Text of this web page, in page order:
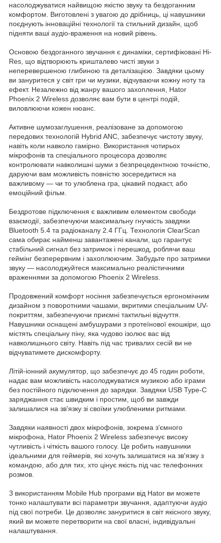
насолоджуватися найвищою якістю звуку та бездоганним
комфортом. Виготовлені з увагою до дрібниць, ці навушники
поєднують інноваційні технології та стильний дизайн, щоб
підняти ваші аудіо-враження на новий рівень.
Основою бездоганного звучання є динаміки, сертифіковані Hi-
Res, що відтворюють кришталево чисті звуки з
неперевершеною глибиною та деталізацією. Завдяки цьому
ви зануритеся у світ гри чи музики, відчуваючи кожну ноту та
ефект. Незалежно від жанру вашого захоплення, Hator
Phoenix 2 Wireless дозволяє вам бути в центрі подій,
виловлюючи кожен нюанс.
Активне шумозаглушення, реалізоване за допомогою
передових технологій Hybrid ANC, забезпечує чистоту звуку,
навіть коли навколо гамірно. Використання чотирьох
мікрофонів та спеціального процесора дозволяє
контролювати навколишні шуми з безпрецедентною точністю,
даруючи вам можливість повністю зосередитися на
важливому — чи то улюблена гра, цікавий подкаст, або
емоційний фільм.
Бездротове підключення є важливим елементом свободи
взаємодії, забезпечуючи максимальну гнучкість завдяки
Bluetooth 5.4 та радіоканалу 2.4 ГГц. Технологія ClearScan
сама обирає найменш завантажені канали, що гарантує
стабільний сигнал без затримок і перешкод, роблячи ваш
геймінг безперервним і захоплюючим. Забудьте про затримки
звуку — насолоджуйтеся максимально реалістичними
враженнями за допомогою Phoenix 2 Wireless.
Продовжений комфорт носіння забезпечується ергономічним
дизайном з поворотними чашами, вкритими спеціальним UV-
покриттям, забезпечуючи приємні тактильні відчуття.
Навушники оснащені амбушурами з протеїнової екошкіри, що
містять спеціальну піну, яка чудово ізолює вас від
навколишнього світу. Навіть під час тривалих сесій ви не
відчуватимете дискомфорту.
Літій-іонний акумулятор, що забезпечує до 45 годин роботи,
надає вам можливість насолоджуватися музикою або іграми
без постійного підключення до зарядки. Завдяки USB Type-C
заряджання стає швидким і простим, щоб ви завжди
залишалися на зв'язку зі своїми улюбленими ритмами.
Завдяки наявності двох мікрофонів, зокрема з'ємного
мікрофона, Hator Phoenix 2 Wireless забезпечує високу
чутливість і чіткість вашого голосу. Це робить навушники
ідеальними для геймерів, які хочуть залишатися на зв'язку з
командою, або для тих, хто цінує якість під час телефонних
розмов.
З використанням Mobile Hub програми від Hator ви можете
тонко налаштувати всі параметри звучання, адаптуючи аудіо
під свої потреби. Це дозволяє зануритися в світ якісного звуку,
який ви можете перетворити на свої власні, індивідуальні
налаштування.